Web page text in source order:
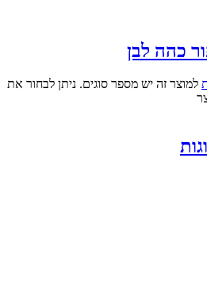
כהה לבן
למוצר זה יש מספר סוגים. ניתן לבחור את